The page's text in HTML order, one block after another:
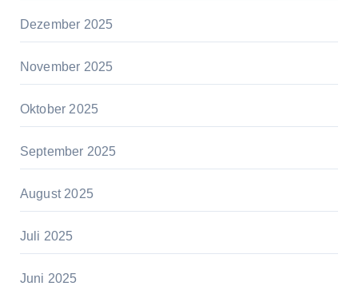
Dezember 2025
November 2025
Oktober 2025
September 2025
August 2025
Juli 2025
Juni 2025